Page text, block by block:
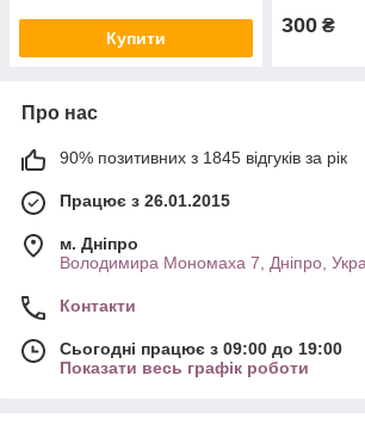
Купити
300 ₴
Про нас
90% позитивних з 1845 відгуків за рік
Працює з 26.01.2015
м. Дніпро
Володимира Мономаха 7, Дніпро,
Контакти
Сьогодні працює з 09:00 до 19:00
Показати весь графік роботи